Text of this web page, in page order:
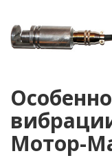
Мотор-